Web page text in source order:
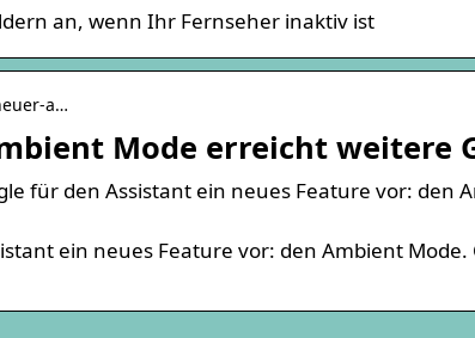
an, wenn Ihr Fernseher inaktiv ist
a…
Mode erreicht weitere
für den Assistant ein neues Feature vor: den
ein neues Feature vor: den Ambient